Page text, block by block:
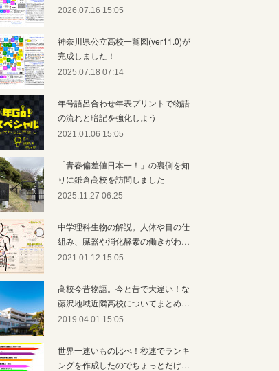
2026.07.16 15:05
神奈川県公立高校一覧図(ver11.0)が
完成しました！
2025.07.18 07:14
年号語呂合わせ年表プリントで物語
の流れと暗記を強化しよう
2021.01.06 15:05
「青春偏差値日本一！」の裏側を知
りに鎌倉高校を訪問しました
2025.11.27 06:25
中学理科生物の解説。人体や目の仕
組み、臓器や消化酵素の働きがわ…
2021.01.12 15:05
高校今昔物語。今と昔で大違い！な
藤沢地域近隣高校についてまとめ…
2019.04.01 15:05
世界一速いもの比べ！秒速でランキ
ングを作成したのでちょっとだけ…